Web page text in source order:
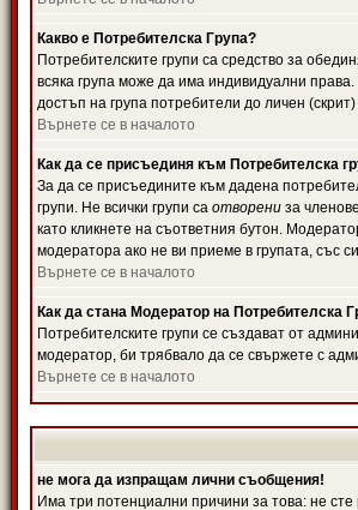
Какво е Потребителска Група?
Потребителските групи са средство за
всяка група може да има индивидуални
достъп на група потребители до личен
Върнете се в началото
Как да се присъединя към Потребителска
За да се присъедините към дадена
групи. Не всички групи са отворени за
като кликнете на съответния бутон.
модератора ако не ви приеме в групата, със
Върнете се в началото
Как да стана Модератор на Потребителска
Потребителските групи се създават от
модератор, би трябвало да се свържете с
Върнете се в началото
не мога да изпращам лични съобщения!
Има три потенциални причини за това: не